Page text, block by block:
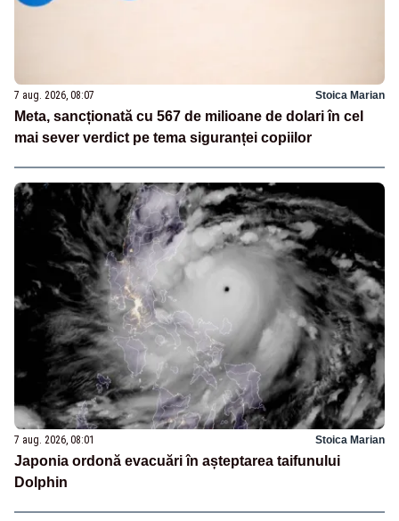
7 aug. 2026, 08:07 Stoica Marian
Meta, sancționată cu 567 de milioane de dolari în cel
mai sever verdict pe tema siguranței copiilor
7 aug. 2026, 08:01 Stoica Marian
Japonia ordonă evacuări în așteptarea taifunului
Dolphin